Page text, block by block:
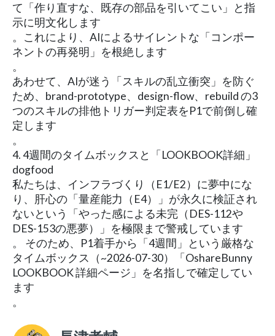
て「作り直すな、既存の部品を引いてこい」と指
示に明文化します
。これにより、AIによるサイレントな「コンポー
ネントの再発明」を根絶します
。
あわせて、AIが迷う「スキルの乱立衝突」を防ぐ
ため、brand-prototype、design-flow、rebuild の3
つのスキルの排他トリガー判定表をP1で前倒し確
定します
。
4. 4週間のタイムボックスと「LOOKBOOK詳細」
dogfood
私たちは、インフラづくり（E1/E2）に夢中にな
り、肝心の「量産能力（E4）」が永久に検証され
ないという「やった感による未完（DES-112や
DES-153の悪夢）」を極限まで警戒しています
。 そのため、P1着手から「4週間」という厳格な
タイムボックス（~2026-07-30）「OshareBunny
LOOKBOOK 詳細ページ」を名指しで確定してい
ます
。